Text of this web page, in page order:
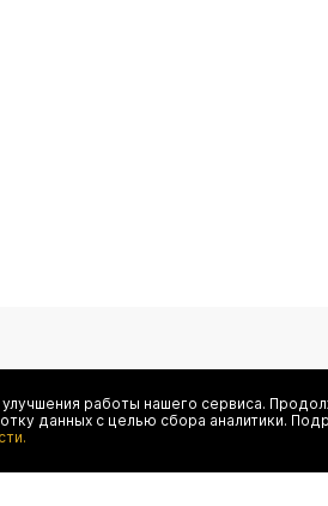
доступ ко всем акциям
Я даю
работы нашего сервиса.
данных с целью сбора аналитики.